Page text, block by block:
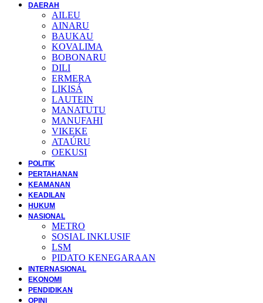
DAERAH
AILEU
AINARU
BAUKAU
KOVALIMA
BOBONARU
DILI
ERMERA
LIKISÁ
LAUTEIN
MANATUTU
MANUFAHI
VIKEKE
ATAÚRU
OEKUSI
POLITIK
PERTAHANAN
KEAMANAN
KEADILAN
HUKUM
NASIONAL
METRO
SOSIAL INKLUSIF
LSM
PIDATO KENEGARAAN
INTERNASIONAL
EKONOMI
PENDIDIKAN
OPINI